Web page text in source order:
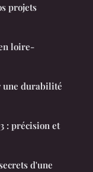
projets
loire-
une durabilité
: précision et
d'une